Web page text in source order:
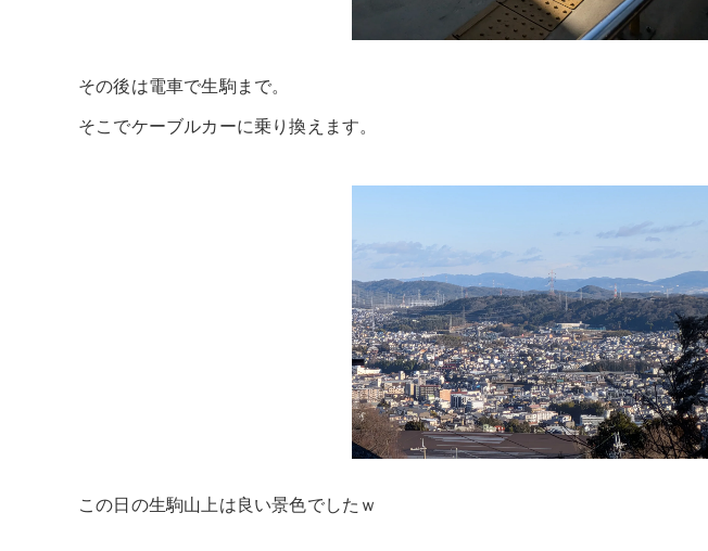
その後は電車で生駒まで。
そこでケーブルカーに乗り換えます。
この日の生駒山上は良い景色でしたｗ